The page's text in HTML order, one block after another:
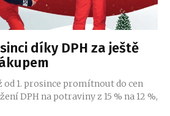
díky DPH za ještě
od 1. prosince promítnout do cen
DPH na potraviny z 15 % na 12 %,